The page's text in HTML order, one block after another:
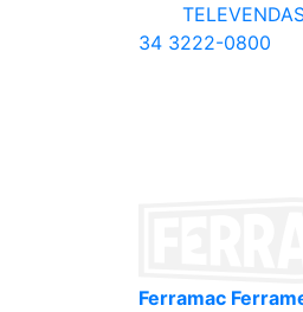
TELEVENDAS
34 3222-0800
Ferramac